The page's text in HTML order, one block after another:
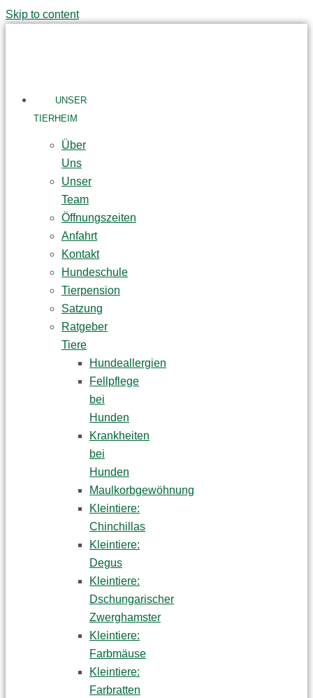
Skip to content
UNSER
TIERHEIM
Über
Uns
Unser
Team
Öffnungszeiten
Anfahrt
Kontakt
Hundeschule
Tierpension
Satzung
Ratgeber
Tiere
Hundeallergien
Fellpflege
bei
Hunden
Krankheiten
bei
Hunden
Maulkorbgewöhnung
Kleintiere:
Chinchillas
Kleintiere:
Degus
Kleintiere:
Dschungarischer
Zwerghamster
Kleintiere:
Farbmäuse
Kleintiere:
Farbratten